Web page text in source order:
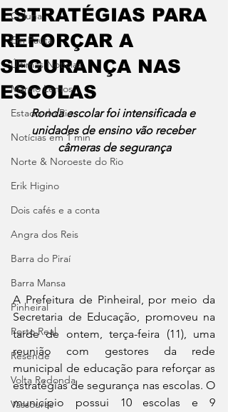
Coluna
Em Pauta
Últimas Notícias
Márcio Lemos
Estado do Rio
Notícias em 1 min
Norte & Noroeste do Rio
Erik Higino
Dois cafés e a conta
Angra dos Reis
Barra do Piraí
Barra Mansa
Pinheiral
Porto Real
Resende
Volta Redonda
Vassouras
ESTRATÉGIAS PARA
REFORÇAR A
SEGURANÇA NAS
ESCOLAS
Ronda escolar foi intensificada e
unidades de ensino vão receber
câmeras de segurança
A Prefeitura de Pinheiral, por meio da
Secretaria de Educação, promoveu na
tarde de ontem, terça-feira (11), uma
reunião com gestores da rede
municipal de educação para reforçar as
estratégias de segurança nas escolas. O
município possui 10 escolas e 9